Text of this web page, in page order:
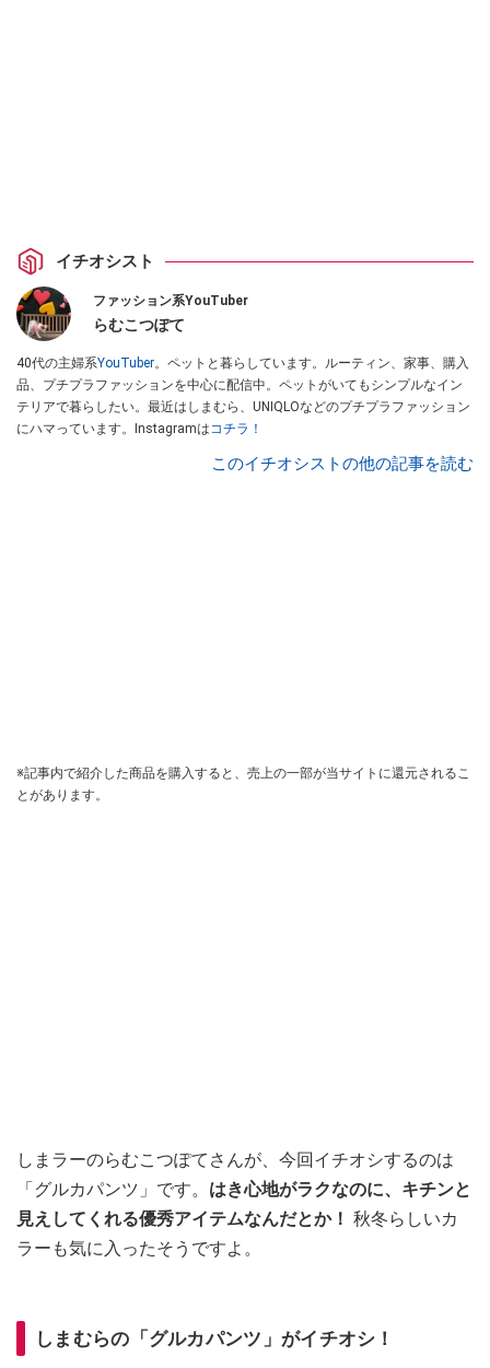
イチオシスト
ファッション系YouTuber
らむこつぽて
40代の主婦系YouTuber。ペットと暮らしています。ルーティン、家事、購入
品、プチプラファッションを中心に配信中。ペットがいてもシンプルなイン
テリアで暮らしたい。最近はしまむら、UNIQLOなどのプチプラファッション
にハマっています。Instagramはコチラ！
このイチオシストの他の記事を読む
※記事内で紹介した商品を購入すると、売上の一部が当サイトに還元されるこ
とがあります。
しまラーのらむこつぽてさんが、今回イチオシするのは
「グルカパンツ」です。 はき心地がラクなのに、キチンと
見えしてくれる優秀アイテムなんだとか！ 秋冬らしいカ
ラーも気に入ったそうですよ。
しまむらの「グルカパンツ」がイチオシ！